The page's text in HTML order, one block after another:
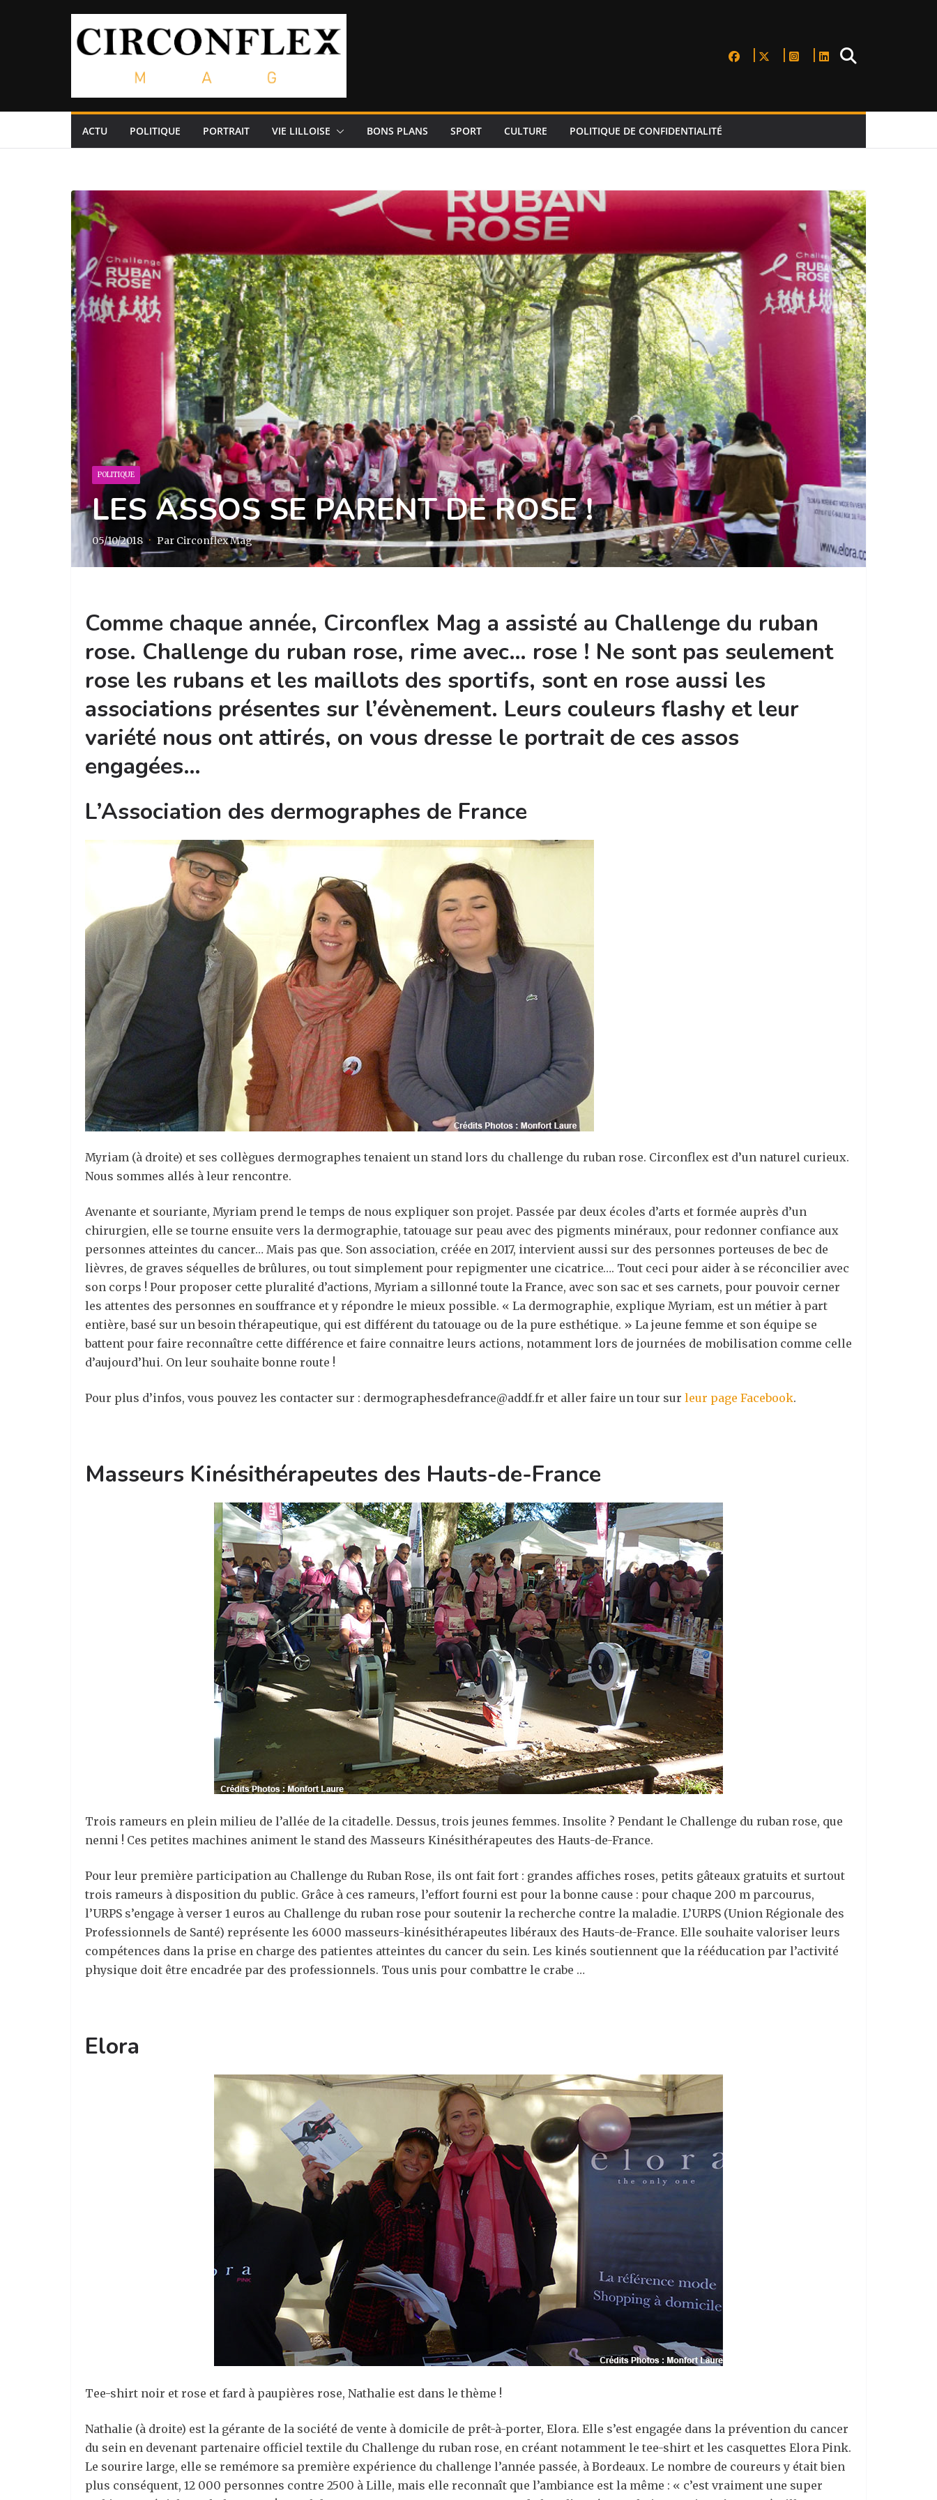
ACTU POLITIQUE PORTRAIT VIE LILLOISE BONS PLANS SPORT CULTURE POLITIQUE DE CONFIDENTIALITÉ
POLITIQUE
LES ASSOS SE PARENT DE ROSE !
05/10/2018 · Par Circonflex Mag
Comme chaque année, Circonflex Mag a assisté au Challenge du ruban
rose. Challenge du ruban rose, rime avec… rose ! Ne sont pas seulement
rose les rubans et les maillots des sportifs, sont en rose aussi les
associations présentes sur l’évènement. Leurs couleurs flashy et leur
variété nous ont attirés, on vous dresse le portrait de ces assos
engagées…
L’Association des dermographes de France
Myriam (à droite) et ses collègues dermographes tenaient un stand lors du challenge du ruban rose. Circonflex est d’un naturel curieux.
Nous sommes allés à leur rencontre.
Avenante et souriante, Myriam prend le temps de nous expliquer son projet. Passée par deux écoles d’arts et formée auprès d’un
chirurgien, elle se tourne ensuite vers la dermographie, tatouage sur peau avec des pigments minéraux, pour redonner confiance aux
personnes atteintes du cancer… Mais pas que. Son association, créée en 2017, intervient aussi sur des personnes porteuses de bec de
lièvres, de graves séquelles de brûlures, ou tout simplement pour repigmenter une cicatrice…. Tout ceci pour aider à se réconcilier avec
son corps ! Pour proposer cette pluralité d’actions, Myriam a sillonné toute la France, avec son sac et ses carnets, pour pouvoir cerner
les attentes des personnes en souffrance et y répondre le mieux possible. « La dermographie, explique Myriam, est un métier à part
entière, basé sur un besoin thérapeutique, qui est différent du tatouage ou de la pure esthétique. » La jeune femme et son équipe se
battent pour faire reconnaître cette différence et faire connaitre leurs actions, notamment lors de journées de mobilisation comme celle
d’aujourd’hui. On leur souhaite bonne route !
Pour plus d’infos, vous pouvez les contacter sur : dermographesdefrance@addf.fr et aller faire un tour sur leur page Facebook.
Masseurs Kinésithérapeutes des Hauts-de-France
Trois rameurs en plein milieu de l’allée de la citadelle. Dessus, trois jeunes femmes. Insolite ? Pendant le Challenge du ruban rose, que
nenni ! Ces petites machines animent le stand des Masseurs Kinésithérapeutes des Hauts-de-France.
Pour leur première participation au Challenge du Ruban Rose, ils ont fait fort : grandes affiches roses, petits gâteaux gratuits et surtout
trois rameurs à disposition du public. Grâce à ces rameurs, l’effort fourni est pour la bonne cause : pour chaque 200 m parcourus,
l’URPS s’engage à verser 1 euros au Challenge du ruban rose pour soutenir la recherche contre la maladie. L’URPS (Union Régionale des
Professionnels de Santé) représente les 6000 masseurs-kinésithérapeutes libéraux des Hauts-de-France. Elle souhaite valoriser leurs
compétences dans la prise en charge des patientes atteintes du cancer du sein. Les kinés soutiennent que la rééducation par l’activité
physique doit être encadrée par des professionnels. Tous unis pour combattre le crabe …
Elora
Tee-shirt noir et rose et fard à paupières rose, Nathalie est dans le thème !
Nathalie (à droite) est la gérante de la société de vente à domicile de prêt-à-porter, Elora. Elle s’est engagée dans la prévention du cancer
du sein en devenant partenaire officiel textile du Challenge du ruban rose, en créant notamment le tee-shirt et les casquettes Elora Pink.
Le sourire large, elle se remémore sa première expérience du challenge l’année passée, à Bordeaux. Le nombre de coureurs y était bien
plus conséquent, 12 000 personnes contre 2500 à Lille, mais elle reconnaît que l’ambiance est la même : « c’est vraiment une super